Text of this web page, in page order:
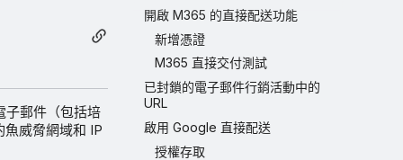
Français
日本語
Português (Brasil)
開啟 M365 的直接配送功能
新增憑證
M365 直接交付測試
已封鎖的電子郵件行銷活動中的
URL
啟用 Google 直接配送
授權存取
子郵件（包括培
威脅網域和 IP